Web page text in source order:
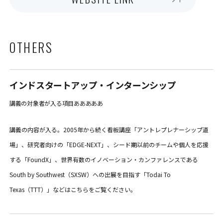
OTHERS
インドスタートアップ・インターンシップ
講義の対象者が入る項目あああああ
講義の内容が入る。2005年から続く看板講座「アントレプレナーシップ道
場」、研究者向けの「EDGE-NEXT」、シード期以前のチームや個人を応援
する「FoundX」、世界有数のイノベーション・カンファレンスである
South by Southwest（SXSW）への出展を目指す「Todai To
Texas（TTT）」などはこちらをご覧ください。